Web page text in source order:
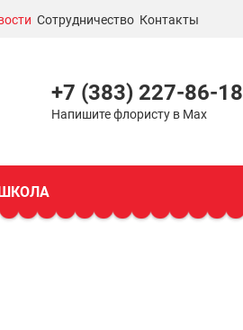
Сотрудничество Контакты
+7 (383) 227-86-18
Напишите флористу в Max